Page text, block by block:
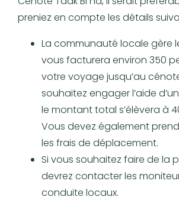
preniez en compte les détails
La communauté locale gère
vous facturera environ 350
votre voyage jusqu’au
souhaitez engager l’aide
le montant total s’élèvera à
Vous devez également
les frais de déplacement.
Si vous souhaitez faire de la
devrez contacter les
conduite locaux.